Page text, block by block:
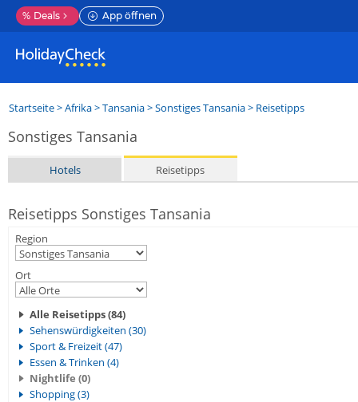
% Deals App öffnen
Startseite>Afrika>Tansania>Sonstiges Tansania> Reisetipps
Sonstiges Tansania
Hotels Reisetipps
Reisetipps Sonstiges Tansania
Region
Ort
Alle Reisetipps (84)
Sehenswürdigkeiten (30)
Sport & Freizeit (47)
Essen & Trinken (4)
Nightlife (0)
Shopping (3)